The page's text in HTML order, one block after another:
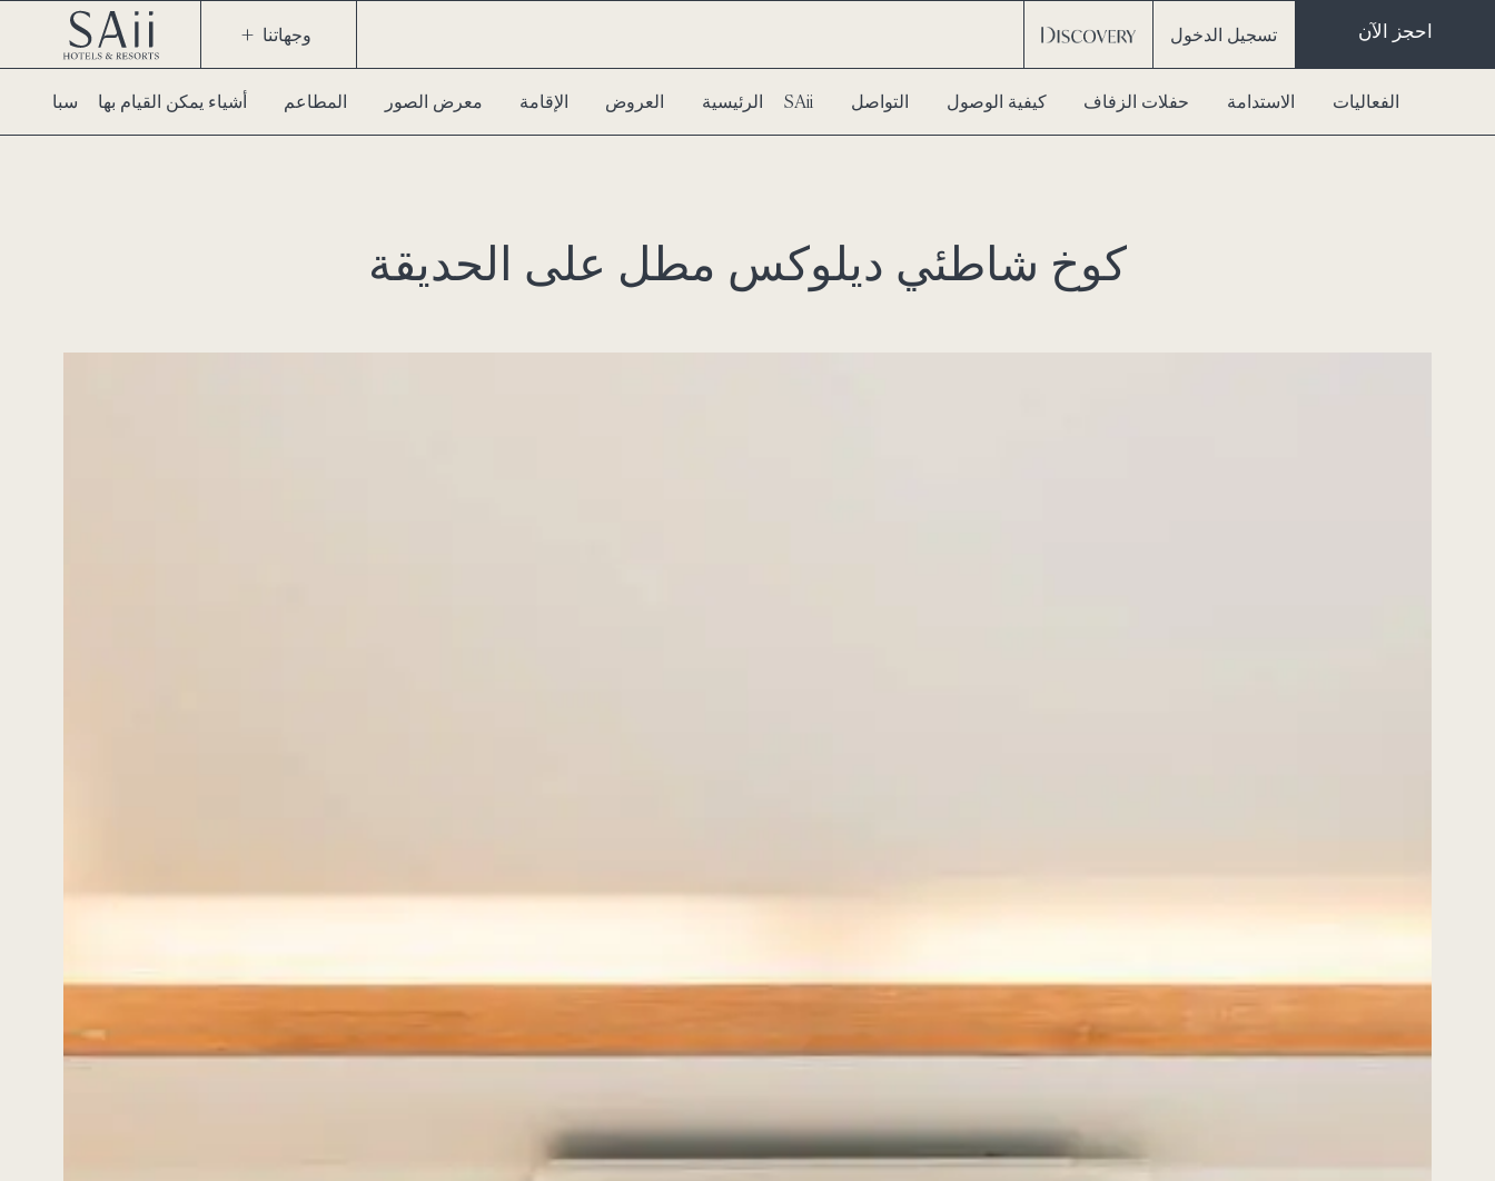
وجهاتنا تسجيل الدخول احجز الآن
الرئيسية العروض الإقامة معرض الصور المطاعم أشياء يمكن القيام بها سبا SAii الفعاليات الاستدامة حفلات الزفاف كيفية الوصول التواصل
كوخ شاطئي ديلوكس مطل على الحديقة